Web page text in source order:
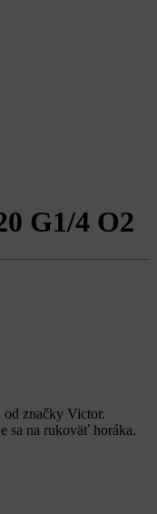
G1/4 O2
od značky Victor.
sa na rukoväť horáka.